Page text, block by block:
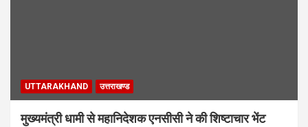
UTTARAKHAND उत्तराखण्ड
मुख्यमंत्री धामी से महानिदेशक एनसीसी ने की शिष्टाचार भेंट